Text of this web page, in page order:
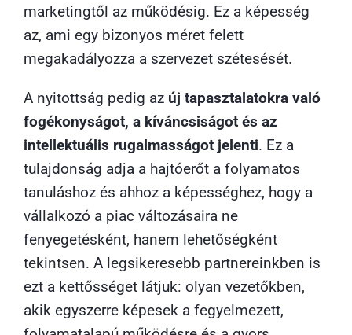
marketingtől az működésig. Ez a képesség
az, ami egy bizonyos méret felett
megakadályozza a szervezet szétesését.
A nyitottság pedig az új tapasztalatokra való
fogékonyságot, a kíváncsiságot és az
intellektuális rugalmasságot jelenti. Ez a
tulajdonság adja a hajtóerőt a folyamatos
tanuláshoz és ahhoz a képességhez, hogy a
vállalkozó a piac változásaira ne
fenyegetésként, hanem lehetőségként
tekintsen. A legsikeresebb partnereinkben is
ezt a kettősséget látjuk: olyan vezetőkben,
akik egyszerre képesek a fegyelmezett,